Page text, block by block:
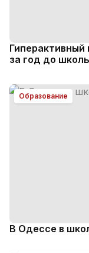
за год до
Образование
В Одессе в